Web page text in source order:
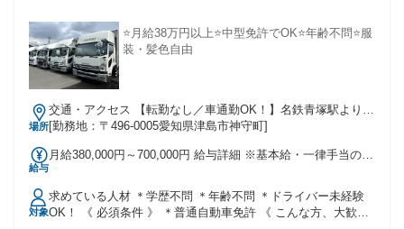
⭐月給38万円以上⭐中型免許でOK⭐年齢不問⭐服
装・髪色自由
場所
交通・アクセス 【転勤なし／車通勤OK！】名鉄青塚駅より車
で6分
[勤務地：〒496-0005愛知県津島市神守町]
給与
月給380,000円～700,000円 給与詳細 ※基本給・一律手当の総
全員に一律で支払われる通勤・皆勤・家族手当金額：なし 全
員に一律で支払われるその他手当金額：あり 1ヶ月あたり17
万9000円 〜 49万9000円
対象
求めている人材 ＊学歴不問 ＊年齢不問 ＊ドライバー未経験
OK！ 《 必須条件 》 ＊普通自動車免許 《 こんな方、大歓迎